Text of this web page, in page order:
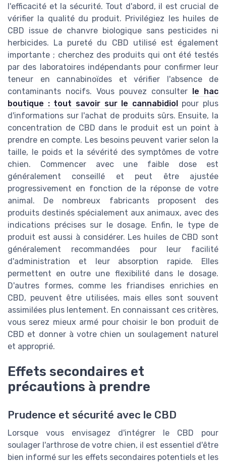
l'efficacité et la sécurité. Tout d'abord, il est crucial de
vérifier la qualité du produit. Privilégiez les huiles de
CBD issue de chanvre biologique sans pesticides ni
herbicides. La pureté du CBD utilisé est également
importante ; cherchez des produits qui ont été testés
par des laboratoires indépendants pour confirmer leur
teneur en cannabinoïdes et vérifier l'absence de
contaminants nocifs. Vous pouvez consulter le hac
boutique : tout savoir sur le cannabidiolpour plus
d'informations sur l'achat de produits sûrs. Ensuite, la
concentration de CBD dans le produit est un point à
prendre en compte. Les besoins peuvent varier selon la
taille, le poids et la sévérité des symptômes de votre
chien. Commencer avec une faible dose est
généralement conseillé et peut être ajustée
progressivement en fonction de la réponse de votre
animal. De nombreux fabricants proposent des
produits destinés spécialement aux animaux, avec des
indications précises sur le dosage. Enfin, le type de
produit est aussi à considérer. Les huiles de CBD sont
généralement recommandées pour leur facilité
d'administration et leur absorption rapide. Elles
permettent en outre une flexibilité dans le dosage.
D'autres formes, comme les friandises enrichies en
CBD, peuvent être utilisées, mais elles sont souvent
assimilées plus lentement. En connaissant ces critères,
vous serez mieux armé pour choisir le bon produit de
CBD et donner à votre chien un soulagement naturel
et approprié.
Effets secondaires et
précautions à prendre
Prudence et sécurité avec le CBD
Lorsque vous envisagez d'intégrer le CBD pour
soulager l'arthrose de votre chien, il est essentiel d'être
bien informé sur les effets secondaires potentiels et les